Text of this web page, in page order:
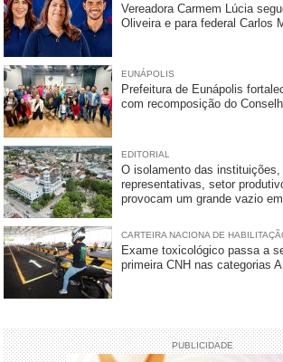
Vereadora Carmem Lúcia
Oliveira e para federal Carlos
EUNÁPOLIS
Prefeitura de Eunápolis
com recomposição do
EDITORIAL
O isolamento das instituições,
representativas, setor
provocam um grande vazio
CARTEIRA NACIONA DE
Exame toxicológico passa a
primeira CNH nas categorias
PUBLICIDADE